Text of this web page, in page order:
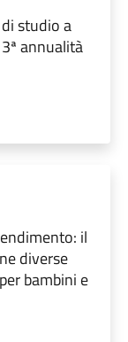
studio a
annualità
il
diverse
bambini e